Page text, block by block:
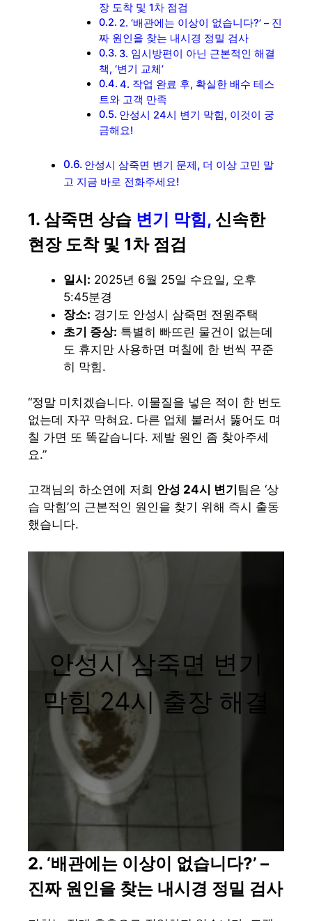
장 도착 및 1차 점검
2. ‘배관에는 이상이 없습니다?’ – 진
짜 원인을 찾는 내시경 정밀 검사
3. 임시방편이 아닌 근본적인 해결
책, ‘변기 교체’
4. 작업 완료 후, 확실한 배수 테스
트와 고객 만족
안성시 24시 변기 막힘, 이것이 궁
금해요!
안성시 삼죽면 변기 문제, 더 이상 고민 말
고 지금 바로 전화주세요!
1. 삼죽면 상습 변기 막힘, 신속한
현장 도착 및 1차 점검
일시: 2025년 6월 25일 수요일, 오후
5:45분경
장소: 경기도 안성시 삼죽면 전원주택
초기 증상: 특별히 빠뜨린 물건이 없는데
도 휴지만 사용하면 며칠에 한 번씩 꾸준
히 막힘.
“정말 미치겠습니다. 이물질을 넣은 적이 한 번도
없는데 자꾸 막혀요. 다른 업체 불러서 뚫어도 며
칠 가면 또 똑같습니다. 제발 원인 좀 찾아주세
요.”
고객님의 하소연에 저희 안성 24시 변기 팀은 ‘상
습 막힘’의 근본적인 원인을 찾기 위해 즉시 출동
했습니다.
안성시 삼죽면 변기
막힘 24시 출장 해결
2. ‘배관에는 이상이 없습니다?’ –
진짜 원인을 찾는 내시경 정밀 검사